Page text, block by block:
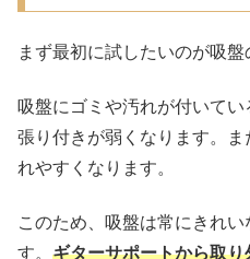
まず最初に試したいのが吸盤
吸盤にゴミや汚れが付いて
張り付きが弱くなります。
れやすくなります。
このため、吸盤は常にきれ
す。 ギターサポートから取